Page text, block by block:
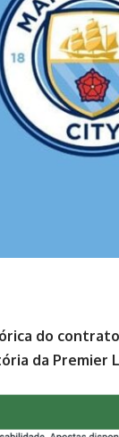
do contrato
da Premier